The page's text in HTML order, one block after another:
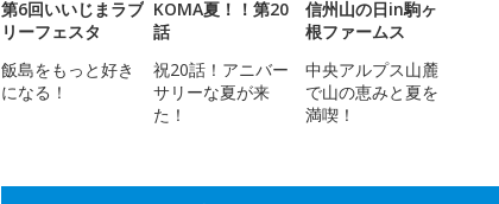
第6回いいじまラブ
リーフェスタ
飯島をもっと好き
になる！
KOMA夏！！第20
話
祝20話！アニバー
サリーな夏が来
た！
信州山の日in駒ヶ
根ファームス
中央アルプス山麓
で山の恵みと夏を
満喫！